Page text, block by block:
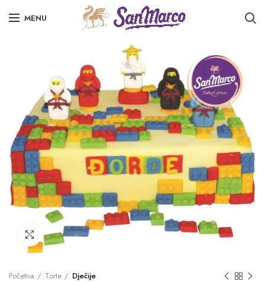
MENU
Click to enlarge
Početna Torte Dječije